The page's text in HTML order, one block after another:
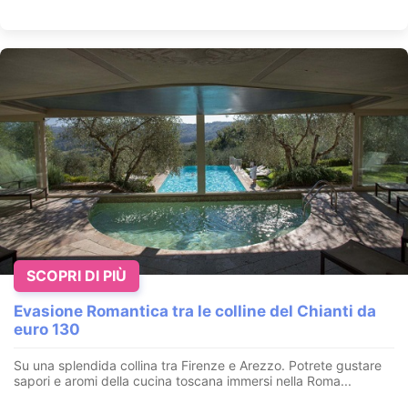
Evasione Romantica tra le colline del Chianti da
euro 130
Su una splendida collina tra Firenze e Arezzo. Potrete gustare
sapori e aromi della cucina toscana immersi nella Roma...
SCOPRI DI PIÙ